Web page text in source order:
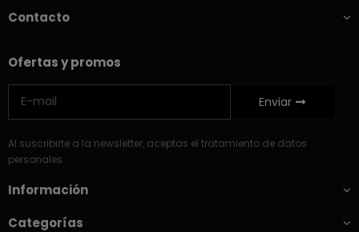
Contacto
Ofertas y promos
Enviar
Al suscribirte a la newsletter, aceptas el tratamiento de datos
personales
Información
Categorías